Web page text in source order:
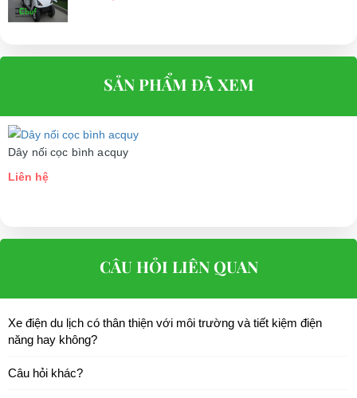
SẢN PHẨM ĐÃ XEM
Dây nối cọc bình acquy
Liên hệ
CÂU HỎI LIÊN QUAN
Xe điện du lịch có thân thiện với môi trường và tiết kiệm điện
năng hay không?
Câu hỏi khác?